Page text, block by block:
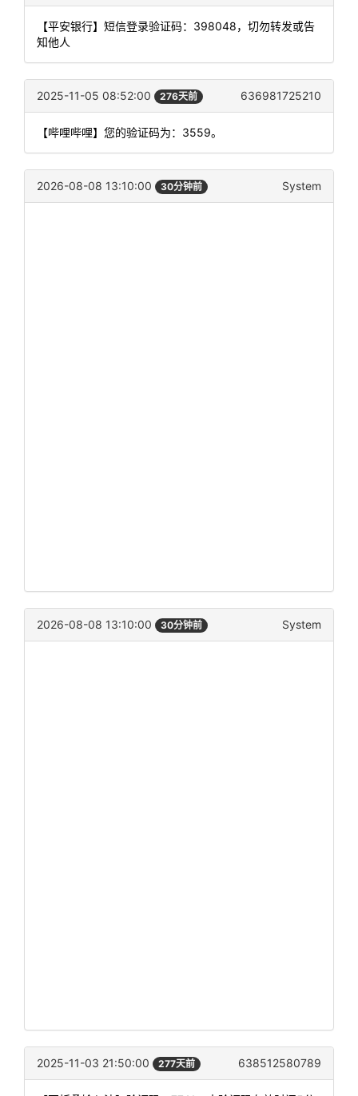
【平安银行】短信登录验证码：398048，切勿转发或告
知他人
2025-11-05 08:52:00 276天前 636981725210
【哔哩哔哩】您的验证码为：3559。
2026-08-08 13:10:00 30分钟前 System
2026-08-08 13:10:00 30分钟前 System
2025-11-03 21:50:00 277天前 638512580789